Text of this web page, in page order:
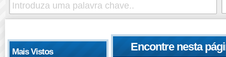
Mais Vistos
Encontre nesta